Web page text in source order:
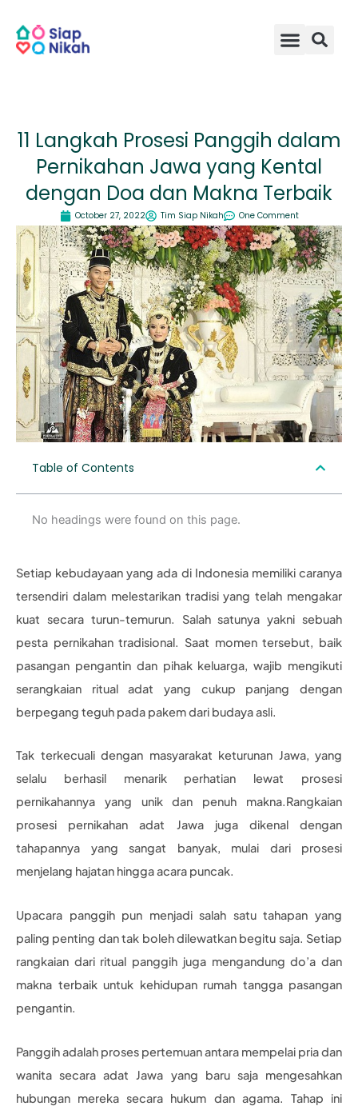
content
11 Langkah Prosesi Panggih dalam
Pernikahan Jawa yang Kental
dengan Doa dan Makna Terbaik
October 27, 2022 Tim Siap Nikah One Comment
Table of Contents
No headings were found on this page.
Setiap kebudayaan yang ada di Indonesia memiliki caranya
tersendiri dalam melestarikan tradisi yang telah mengakar
kuat secara turun-temurun. Salah satunya yakni sebuah
pesta pernikahan tradisional. Saat momen tersebut, baik
pasangan pengantin dan pihak keluarga, wajib mengikuti
serangkaian ritual adat yang cukup panjang dengan
berpegang teguh pada pakem dari budaya asli.
Tak terkecuali dengan masyarakat keturunan Jawa, yang
selalu berhasil menarik perhatian lewat prosesi
pernikahannya yang unik dan penuh makna.Rangkaian
prosesi pernikahan adat Jawa juga dikenal dengan
tahapannya yang sangat banyak, mulai dari prosesi
menjelang hajatan hingga acara puncak.
Upacara panggih pun menjadi salah satu tahapan yang
paling penting dan tak boleh dilewatkan begitu saja. Setiap
rangkaian dari ritual panggih juga mengandung do’a dan
makna terbaik untuk kehidupan rumah tangga pasangan
pengantin.
Panggih adalah proses pertemuan antara mempelai pria dan
wanita secara adat Jawa yang baru saja mengesahkan
hubungan mereka secara hukum dan agama. Tahap ini